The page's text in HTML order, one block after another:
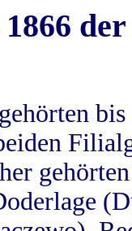
1866